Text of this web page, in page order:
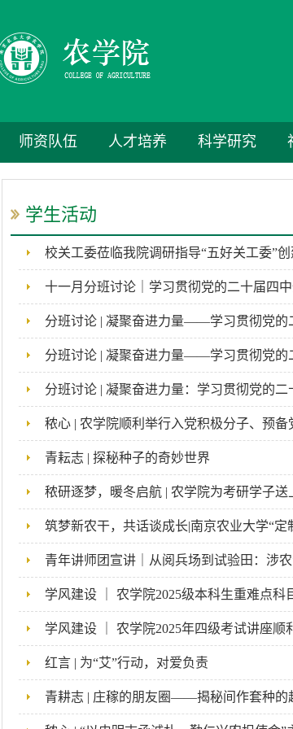
师资队伍 人才培养 科学研究
学生活动
校关工委莅临我院调研指导“五好关工委”
十一月分班讨论｜学习贯彻党的二十届四
分班讨论 | 凝聚奋进力量——学习贯彻党的
分班讨论 | 凝聚奋进力量——学习贯彻党的
分班讨论 | 凝聚奋进力量：学习贯彻党的二
秾心 | 农学院顺利举行入党积极分子、预备
青耘志 | 探秘种子的奇妙世界
秾研逐梦，暖冬启航 | 农学院为考研学子送
筑梦新农干，共话谈成长|南京农业大学“
青年讲师团宣讲｜从阅兵场到试验田：涉
学风建设 ｜ 农学院2025级本科生重难点科
学风建设 ｜ 农学院2025年四级考试讲座顺
红言 | 为“艾”行动，对爱负责
青耕志 | 庄稼的朋友圈——揭秘间作套种的